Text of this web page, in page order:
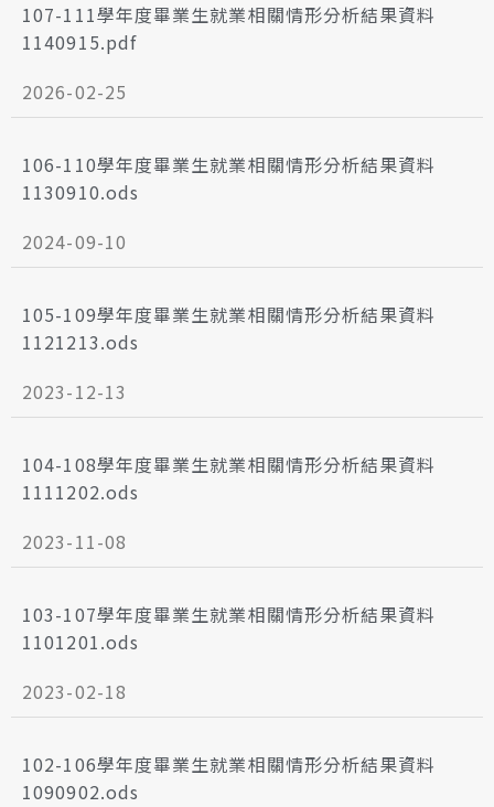
107-111學年度畢業生就業相關情形分析結果資料
1140915.pdf
2026-02-25
106-110學年度畢業生就業相關情形分析結果資料
1130910.ods
2024-09-10
105-109學年度畢業生就業相關情形分析結果資料
1121213.ods
2023-12-13
104-108學年度畢業生就業相關情形分析結果資料
1111202.ods
2023-11-08
103-107學年度畢業生就業相關情形分析結果資料
1101201.ods
2023-02-18
102-106學年度畢業生就業相關情形分析結果資料
1090902.ods